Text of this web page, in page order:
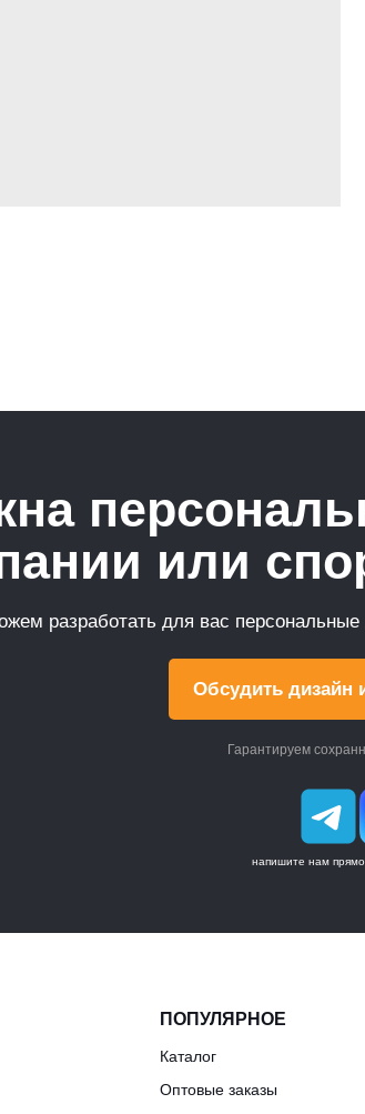
или
разработать для вас
Гарантируем
напишите нам
Обсудить дизайн
ПОПУЛЯРНОЕ
Каталог
Оптовые заказы